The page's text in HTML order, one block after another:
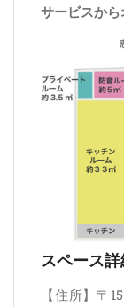
サービスから
スペース
【住所】〒